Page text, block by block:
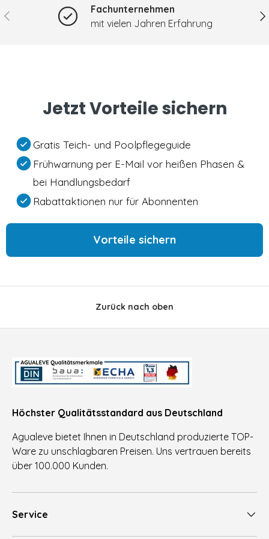
Vorherige
Fachunternehmen
mit vielen Jahren Erfahrung
Jetzt Vorteile sichern
Gratis Teich- und Poolpflegeguide
Frühwarnung per E-Mail vor heißen Phasen &
bei Handlungsbedarf
Rabattaktionen nur für Abonnenten
Vorteile sichern
Zurück nach oben
Höchster Qualitätsstandard aus Deutschland
Agualeve bietet Ihnen in Deutschland produzierte TOP-
Ware zu unschlagbaren Preisen. Uns vertrauen bereits
über 100.000 Kunden.
Service